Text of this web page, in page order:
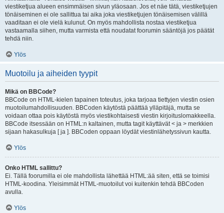
viestiketjua alueen ensimmäisen sivun yläosaan. Jos et näe tätä, viestiketjujen
tönäiseminen ei ole sallittua tai aika joka viestiketjujen tönäisemisen välillä
vaaditaan ei ole vielä kulunut. On myös mahdollista nostaa viestiketjua
vastaamalla siihen, mutta varmista että noudatat foorumin sääntöjä jos päätät
tehdä niin.
Ylös
Muotoilu ja aiheiden tyypit
Mikä on BBCode?
BBCode on HTML-kielen tapainen toteutus, joka tarjoaa tiettyjen viestin osien
muotoilumahdollisuuden. BBCoden käytöstä päättää ylläpitäjä, mutta se
voidaan ottaa pois käytöstä myös viestikohtaisesti viestin kirjoituslomakkeella.
BBCode itsessään on HTML:n kaltainen, mutta tagit käyttävät < ja > merkkien
sijaan hakasulkuja [ ja ]. BBCoden oppaan löydät viestinlähetyssivun kautta.
Ylös
Onko HTML sallittu?
Ei. Tällä foorumilla ei ole mahdollista lähettää HTML:ää siten, että se toimisi
HTML-koodina. Yleisimmät HTML-muotoilut voi kuitenkin tehdä BBCoden
avulla.
Ylös